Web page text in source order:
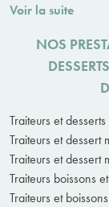
Voir la suite
NOS
Traiteurs et
Traiteurs et dessert
Traiteurs et dessert
Traiteurs boissons
Traiteurs et